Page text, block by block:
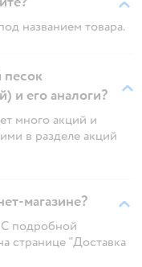
названием товара.
песок
и его аналоги?
много акций и
в разделе акций
магазине?
подробной
странице "Доставка